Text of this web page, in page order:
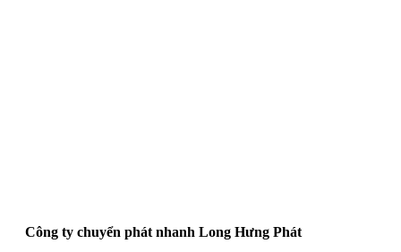
Công ty chuyển phát nhanh Long Hưng Phát